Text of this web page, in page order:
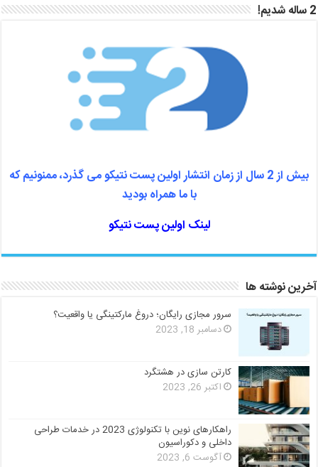
2 ساله شدیم!
بیش از 2 سال از زمان انتشار اولین پست نتیکو می گذرد، ممنونیم که
با ما همراه بودید
لینک اولین پست نتیکو
آخرین نوشته ها
سرور مجازی رایگان؛ دروغ مارکتینگی یا واقعیت؟
دسامبر 18, 2023
کارتن سازی در هشتگرد
اکتبر 26, 2023
راهکارهای نوین با تکنولوژی 2023 در خدمات طراحی
داخلی و دکوراسیون
آگوست 6, 2023